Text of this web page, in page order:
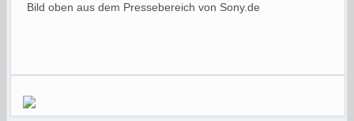
Bild oben aus dem Pressebereich von Sony.de